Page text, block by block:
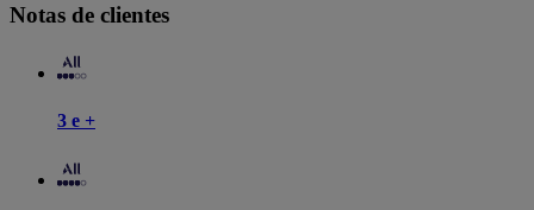
Notas de clientes
3 e +